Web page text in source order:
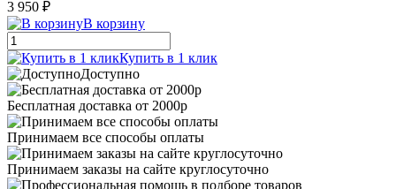
3 950 ₽
В корзину
Купить в 1 клик
Доступно
Бесплатная доставка от 2000р
Принимаем все способы оплаты
Принимаем заказы на сайте круглосуточно